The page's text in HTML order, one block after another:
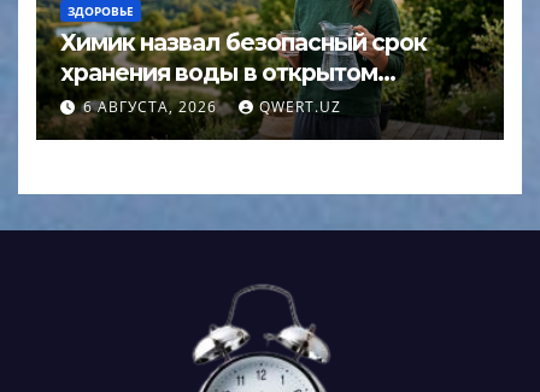
ЗДОРОВЬЕ
Химик назвал безопасный срок
хранения воды в открытом
кувшине
6 АВГУСТА, 2026 QWERT.UZ